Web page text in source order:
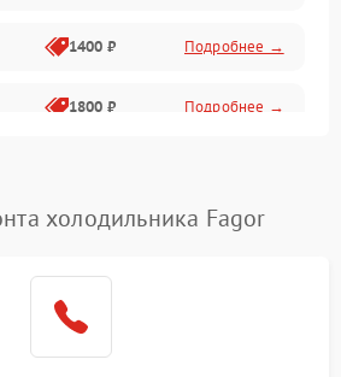
1400 ₽ Подробнее →
1800 ₽ Подробнее →
2600 ₽ Подробнее →
холодильника Fagor